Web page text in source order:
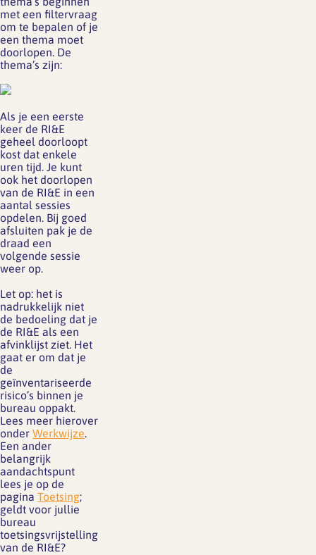
met een filtervraag
om te bepalen of je
een thema moet
doorlopen. De
thema’s zijn:
Als je een eerste
keer de RI&E
geheel doorloopt
kost dat enkele
uren tijd. Je kunt
ook het doorlopen
van de RI&E in een
aantal sessies
opdelen. Bij goed
afsluiten pak je de
draad een
volgende sessie
weer op.
Let op: het is
nadrukkelijk niet
de bedoeling dat je
de RI&E als een
afvinklijst ziet. Het
gaat er om dat je
de
geïnventariseerde
risico’s binnen je
bureau oppakt.
Lees meer hierover
onder Werkwijze.
Een ander
belangrijk
aandachtspunt
lees je op de
pagina Toetsing;
geldt voor jullie
bureau
toetsingsvrijstelling
van de RI&E?